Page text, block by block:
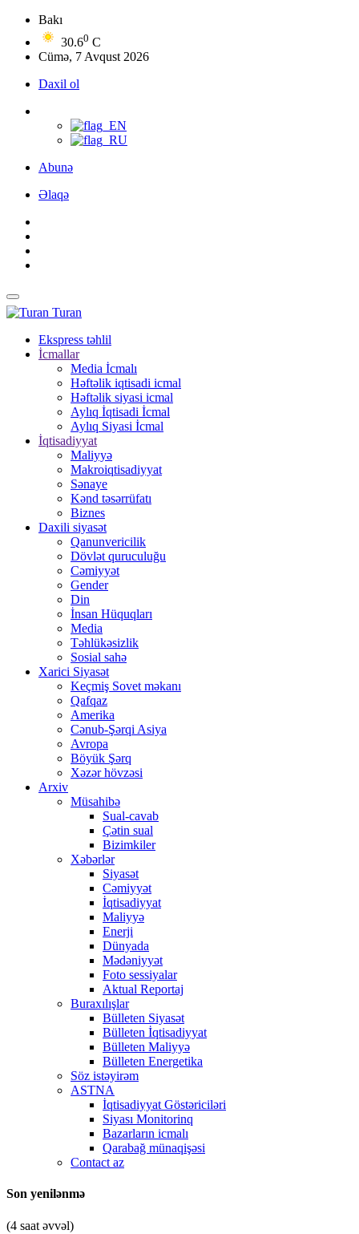
Bakı
30.60 C
Cümə, 7 Avqust 2026
Daxil ol
Abunə
Əlaqə
Turan
Ekspress təhlil
İcmallar
Media İcmalı
Həftəlik iqtisadi icmal
Həftəlik siyasi icmal
Aylıq İqtisadi İcmal
Aylıq Siyasi İcmal
İqtisadiyyat
Maliyyə
Makroiqtisadiyyat
Sənaye
Kənd təsərrüfatı
Biznes
Daxili siyasət
Qanunvericilik
Dövlət quruculuğu
Cəmiyyət
Gender
Din
İnsan Hüquqları
Media
Təhlükəsizlik
Sosial sahə
Xarici Siyasət
Keçmiş Sovet məkanı
Qafqaz
Amerika
Cənub-Şərqi Asiya
Avropa
Böyük Şərq
Xəzər hövzəsi
Arxiv
Müsahibə
Sual-cavab
Çətin sual
Bizimkiler
Xəbərlər
Siyasət
Cəmiyyət
İqtisadiyyat
Maliyyə
Enerji
Dünyada
Mədəniyyət
Foto sessiyalar
Aktual Reportaj
Buraxılışlar
Bülleten Siyasət
Bülleten İqtisadiyyat
Bülleten Maliyyə
Bülleten Energetika
Söz istəyirəm
ASTNA
İqtisadiyyat Göstəriciləri
Siyası Monitorinq
Bazarların icmalı
Qarabağ münaqişəsi
Contact az
Son yenilənmə
(4 saat əvvəl)